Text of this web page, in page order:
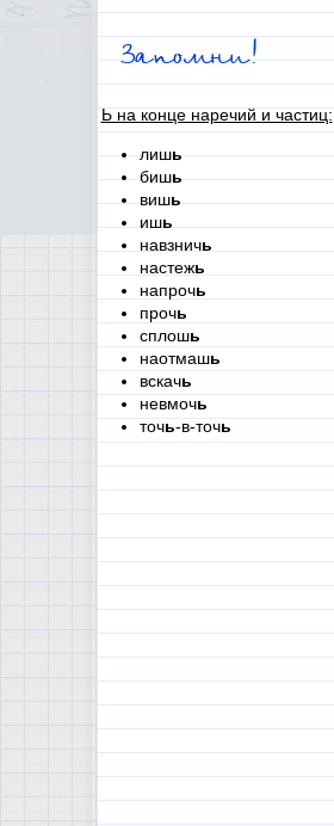
Запомни!
Ь на конце наречий и частиц:
лишь
бишь
вишь
ишь
навзничь
настежь
напрочь
прочь
сплошь
наотмашь
вскачь
невмочь
точь-в-точь